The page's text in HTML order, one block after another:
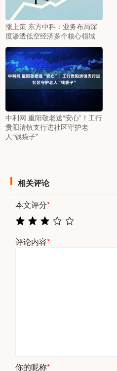
涨上策 东方中科：业务布局深
度渗透低空经济多个核心领域
中利网 重阳敬老送“安心”！工行
贵阳清镇支行进社区守护老
人“钱袋子”
相关评论
本文评分*
评论内容*
你的昵称*